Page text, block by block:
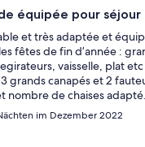
équipée pour
et très adaptée et
fêtes de fin d’année :
vaisselle, plat
grands canapés et 2
nombre de chaises
à leur équipement
: 1 des 2 escaliers est très
im Dezember 2022